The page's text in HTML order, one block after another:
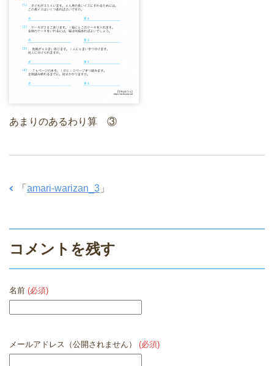
o
k
あまりのあるわり算 ③
「 amari-warizan_3 」
コメントを残す
名前 (必須)
メールアドレス（公開されません） (必須)